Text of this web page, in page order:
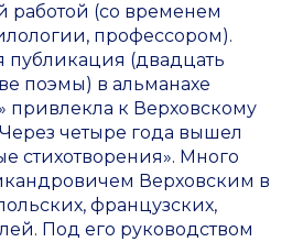
работой (со временем
профессором).
публикация (двадцать
поэмы) в альманахе
привлекла к Верховскому
четыре года вышел
стихотворения». Много
Верховским в
французских,
Под его руководством